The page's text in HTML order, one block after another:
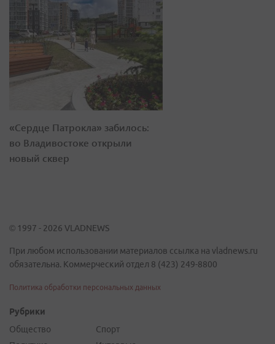
«Сердце Патрокла» забилось:
во Владивостоке открыли
новый сквер
© 1997 - 2026 VLADNEWS
При любом использовании материалов ссылка на vladnews.ru
обязательна. Коммерческий отдел 8 (423) 249-8800
Политика обработки персональных данных
Рубрики
Общество
Спорт